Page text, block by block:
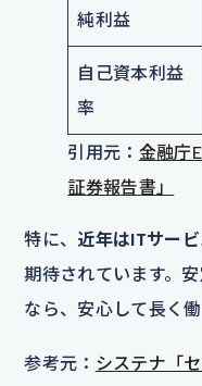
純利益
自己資本利益
率
引用元： 金融庁
証券報告書」
特に、 近年はITサー
期待されています。
なら、安心して長く
参考元： システナ「